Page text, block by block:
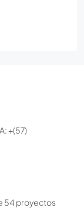
+(57)
54 proyectos